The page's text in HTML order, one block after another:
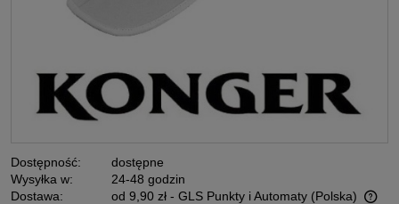
Dostępność:
dostępne
Wysyłka w:
24-48 godzin
Dostawa:
od 9,90 zł - GLS Punkty i Automaty (Polska)